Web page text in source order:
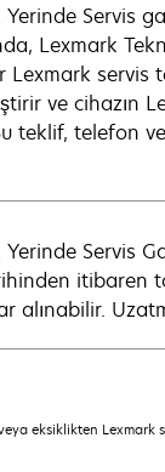
Yerinde Servis
Lexmark
Lexmark servis
ve cihazın
teklif, telefon
Yerinde Servis
itibaren
alınabilir.
eksiklikten Lexmark